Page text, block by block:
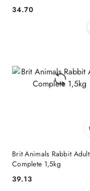
Cena:
34.70
Brit Animals Rabbit Adult
Complete 1,5kg
Cena:
39.13